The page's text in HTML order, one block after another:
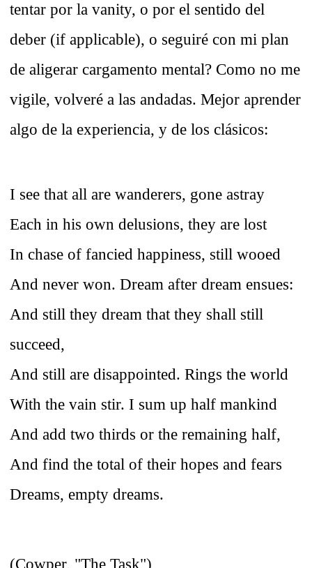
tentar por la vanity, o por el sentido del
deber (if applicable), o seguiré con mi plan
de aligerar cargamento mental? Como no me
vigile, volveré a las andadas. Mejor aprender
algo de la experiencia, y de los clásicos:
I see that all are wanderers, gone astray
Each in his own delusions, they are lost
In chase of fancied happiness, still wooed
And never won. Dream after dream ensues:
And still they dream that they shall still
succeed,
And still are disappointed. Rings the world
With the vain stir. I sum up half mankind
And add two thirds or the remaining half,
And find the total of their hopes and fears
Dreams, empty dreams.
(Cowper, "The Task")